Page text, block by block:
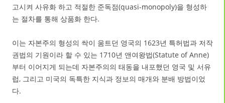
고시켜 사유화 하고 적절한 준독점(quasi-monopoly)을 형성하
는 절차를 통해 상품화 한다.
이는 자본주의 형성의 싹이 움트던 영국의 1623년 특허법과 저작
권법의 기원이라 할 수 있는 1710년 앤여왕법(Statute of Anne)
부터 이어지게 되는데 자본주의의 태동을 내포했던 영국 및 서유
럽, 그리고 미국의 독특한 지식과 정보의 매개와 분배 방법이었
다.